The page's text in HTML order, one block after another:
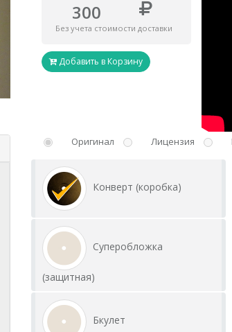
300
Без учета стоимости доставки
Добавить в Корзину
Оригинал Лицензия
Конверт (коробка)
Суперобложка
(защитная)
Бкулет